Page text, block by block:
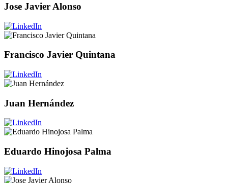
Jose Javier Alonso
Francisco Javier Quintana
Juan Hernández
Eduardo Hinojosa Palma